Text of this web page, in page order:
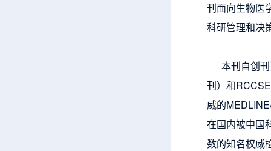
刊面向生物医
科研管理和决
本刊自创刊
刊）和
威的
在国内被中国
数的知名权威